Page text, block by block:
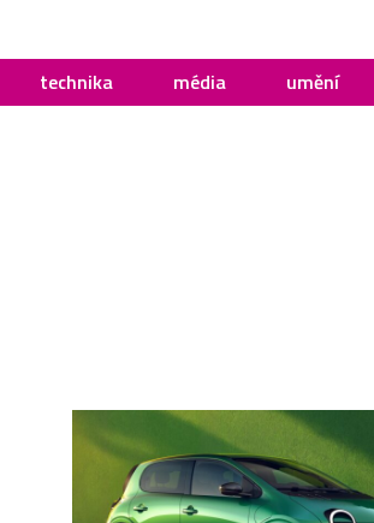
technika média umění